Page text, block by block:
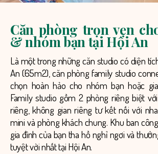
Căn phòng trọn vẹn
& nhóm bạn tại Hội An
Là một trong những căn studio có diện
An (65m2), căn phòng family studio
chọn hoàn hảo cho nhóm bạn hoặc
Family studio gồm 2 phòng riêng biệt
riêng, không gian riêng tư kết nối với
mini và phòng khách chung. Khu ban
gia đình của bạn tha hồ nghỉ ngơi và
tuyệt vời nhất tại Hội An.